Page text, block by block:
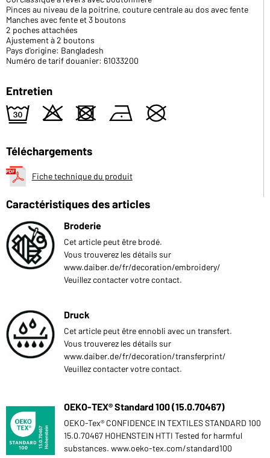
Pinces au niveau de la poitrine, couture centrale au dos avec fente
Manches avec fente et 3 boutons
2 poches attachées
Ajustement à 2 boutons
Pays d'origine: Bangladesh
Numéro de tarif douanier: 61033200
Entretien
e o d n U
Téléchargements
Fiche technique du produit
Caractéristiques des articles
Broderie
Cet article peut être brodé.
Vous trouverez les détails sur
www.daiber.de/fr/decoration/embroidery/
Veuillez contacter votre contact.
Druck
Cet article peut être ennobli avec un transfert.
Vous trouverez les détails sur
www.daiber.de/fr/decoration/transferprint/
Veuillez contacter votre contact.
OEKO-TEX® Standard 100 (15.0.70467)
OEKO-Tex® CONFIDENCE IN TEXTILES STANDARD 100
15.0.70467 HOHENSTEIN HTTI Tested for harmful
substances. www.oeko-tex.com/standard100